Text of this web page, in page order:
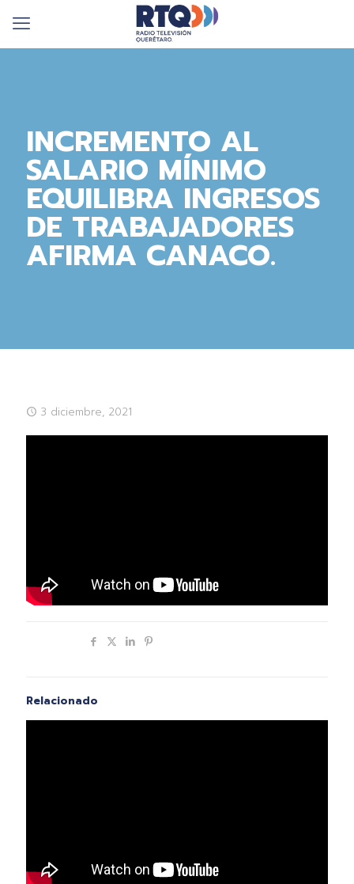
INCREMENTO AL
SALARIO MÍNIMO
EQUILIBRA INGRESOS
DE TRABAJADORES
AFIRMA CANACO.
3 diciembre, 2021
Relacionado